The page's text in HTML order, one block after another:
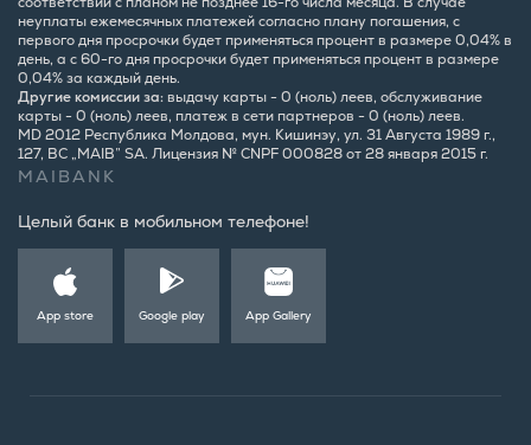
неуплаты ежемесячных платежей согласно плану погашения, с
первого дня просрочки будет применяться процент в размере 0,04% в
день, а с 60-го дня просрочки будет применяться процент в размере
0,04% за каждый день.
Другие комиссии за:выдачу карты - 0 (ноль) леев, обслуживание
карты - 0 (ноль) леев, платеж в сети партнеров - 0 (ноль) леев.
MD 2012 Республика Молдова, мун. Кишинэу, ул. 31 Августа 1989 г.,
127, BC „MAIB” SA. Лицензия № CNPF 000828 от 28 января 2015 г.
MAIBANK
Целый банк в мобильном телефоне!
App store Google play App Gallery